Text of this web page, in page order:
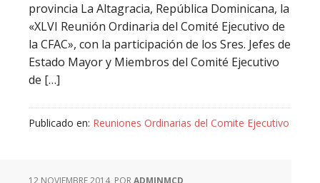
provincia La Altagracia, República Dominicana, la
«XLVI Reunión Ordinaria del Comité Ejecutivo de
la CFAC», con la participación de los Sres. Jefes de
Estado Mayor y Miembros del Comité Ejecutivo
de […]
Publicado en: Reuniones Ordinarias del Comite Ejecutivo
12 NOVIEMBRE 2014, PORADMINMCD